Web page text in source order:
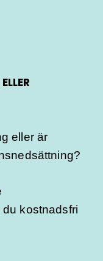
eller är
kostnadsfri